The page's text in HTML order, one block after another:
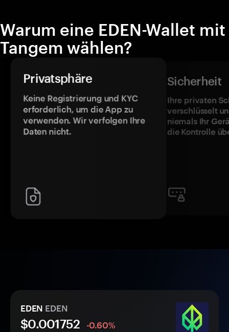
Warum eine EDEN-Wallet mit
Tangem wählen?
Privatsphäre
Keine Registrierung und KYC
erforderlich, um die App zu
verwenden. Wir verfolgen Ihre
Daten nicht.
Sicherheit
Ihre privaten
verschlüsselt
niemals Ihr
die Kontrolle
EDEN EDEN
$0.001752
-0.60%